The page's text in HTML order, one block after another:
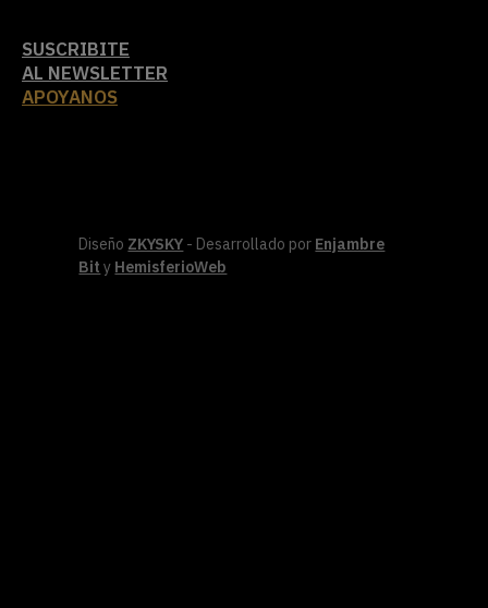
SUSCRIBITE
AL NEWSLETTER
APOYANOS
Diseño ZKYSKY - Desarrollado por Enjambre
Bit y HemisferioWeb